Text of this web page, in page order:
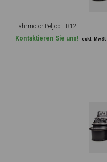
Fahrmotor Peljob EB12
Kontaktieren Sie uns! exkl. MwSt